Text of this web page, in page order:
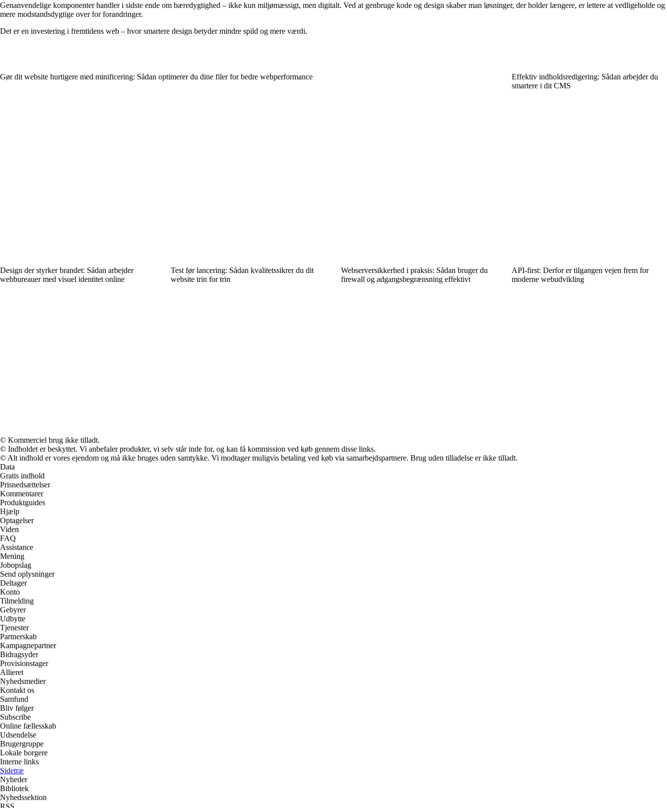
Genanvendelige komponenter handler i sidste ende om bæredygtighed – ikke kun miljømæssigt, men digitalt. Ved at genbruge kode og design skaber man løsninger, der holder længere, er lettere at vedligeholde og
mere modstandsdygtige over for forandringer.
Det er en investering i fremtidens web – hvor smartere design betyder mindre spild og mere værdi.
Gør dit website hurtigere med minificering: Sådan optimerer du dine filer for bedre webperformance
Effektiv indholdsredigering: Sådan arbejder du
smartere i dit CMS
Design der styrker brandet: Sådan arbejder
webbureauer med visuel identitet online
Test før lancering: Sådan kvalitetssikrer du dit
website trin for trin
Webserversikkerhed i praksis: Sådan bruger du
firewall og adgangsbegrænsning effektivt
API-first: Derfor er tilgangen vejen frem for
moderne webudvikling
© Kommerciel brug ikke tilladt.
© Indholdet er beskyttet. Vi anbefaler produkter, vi selv står inde for, og kan få kommission ved køb gennem disse links.
© Alt indhold er vores ejendom og må ikke bruges uden samtykke. Vi modtager muligvis betaling ved køb via samarbejdspartnere. Brug uden tilladelse er ikke tilladt.
Data
Gratis indhold
Prisnedsættelser
Kommentarer
Produktguides
Hjælp
Optagelser
Viden
FAQ
Assistance
Mening
Jobopslag
Send oplysninger
Deltager
Konto
Tilmelding
Gebyrer
Udbytte
Tjenester
Partnerskab
Kampagnepartner
Bidragsyder
Provisionstager
Allieret
Nyhedsmedier
Kontakt os
Samfund
Bliv følger
Subscribe
Online fællesskab
Udsendelse
Brugergruppe
Lokale borgere
Interne links
Sidetræ
Nyheder
Bibliotek
Nyhedssektion
RSS